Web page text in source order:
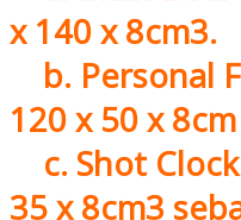
x 140 x 8cm3.
b. Personal
120 x 50 x
c. Shot
35 x 8cm3